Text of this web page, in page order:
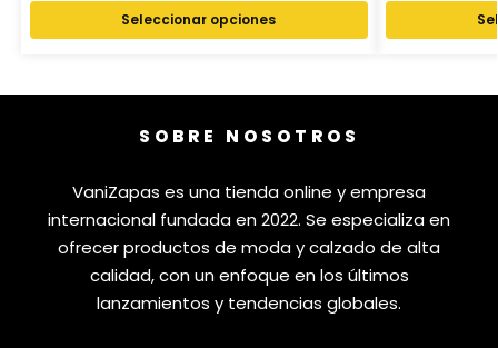
Seleccionar opciones
SOBRE NOSOTROS
VaniZapas es una tienda online y empresa
internacional fundada en 2022. Se especializa en
ofrecer productos de moda y calzado de alta
calidad, con un enfoque en los últimos
lanzamientos y tendencias globales.